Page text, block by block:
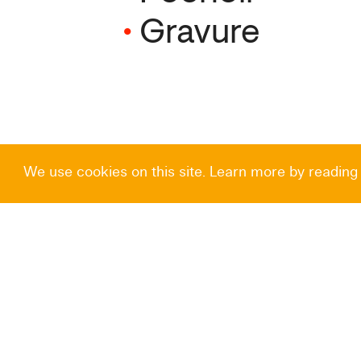
We use cookies on this site. Learn more by
• Gravure
© Centre de la Gravure et de l’Image imprimée 2026